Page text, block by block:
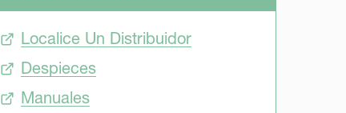
Localice Un Distribuidor
Despieces
Manuales